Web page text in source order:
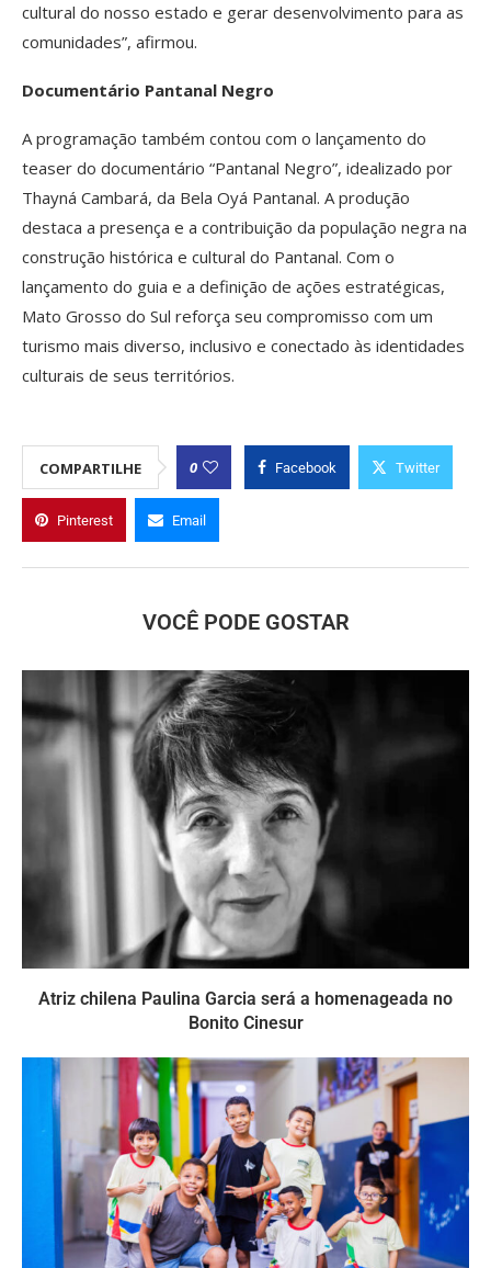
cultural do nosso estado e gerar desenvolvimento para as
comunidades”, afirmou.
Documentário Pantanal Negro
A programação também contou com o lançamento do
teaser do documentário “Pantanal Negro”, idealizado por
Thayná Cambará, da Bela Oyá Pantanal. A produção
destaca a presença e a contribuição da população negra na
construção histórica e cultural do Pantanal. Com o
lançamento do guia e a definição de ações estratégicas,
Mato Grosso do Sul reforça seu compromisso com um
turismo mais diverso, inclusivo e conectado às identidades
culturais de seus territórios.
COMPARTILHE 0 Facebook Twitter
Pinterest Email
VOCÊ PODE GOSTAR
Atriz chilena Paulina Garcia será a homenageada no
Bonito Cinesur